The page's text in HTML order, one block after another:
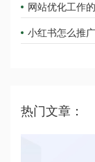
网站优化工作
小红书怎么推
热门文章：